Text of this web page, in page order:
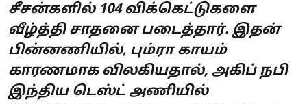
சீசன்களில் 104 விக்கெட்டுகளை
வீழ்த்தி சாதனை படைத்தார். இதன்
பின்னணியில், பும்ரா காயம்
காரணமாக விலகியதால், அகிப் நபி
இந்திய டெஸ்ட் அணியில்